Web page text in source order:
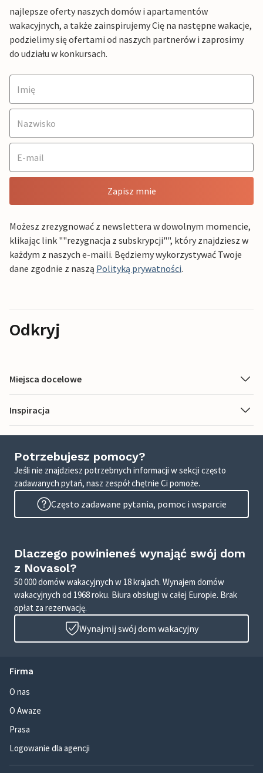
najlepsze oferty naszych domów i apartamentów
wakacyjnych, a także zainspirujemy Cię na następne wakacje,
podzielimy się ofertami od naszych partnerów i zaprosimy
do udziału w konkursach.
Zapisz mnie
Możesz zrezygnować z newslettera w dowolnym momencie,
klikając link ""rezygnacja z subskrypcji"", który znajdziesz w
każdym z naszych e-maili. Będziemy wykorzystywać Twoje
dane zgodnie z naszą Polityką prywatności.
Odkryj
Miejsca docelowe
Inspiracja
Potrzebujesz pomocy?
Jeśli nie znajdziesz potrzebnych informacji w sekcji często
zadawanych pytań, nasz zespół chętnie Ci pomoże.
Często zadawane pytania, pomoc i wsparcie
Dlaczego powinieneś wynająć swój dom
z Novasol?
50 000 domów wakacyjnych w 18 krajach. Wynajem domów
wakacyjnych od 1968 roku. Biura obsługi w całej Europie. Brak
opłat za rezerwację.
Wynajmij swój dom wakacyjny
Firma
O nas
O Awaze
Prasa
Logowanie dla agencji